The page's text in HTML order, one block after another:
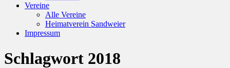
Vereine
Alle Vereine
Heimatverein Sandweier
Impressum
Schlagwort 2018